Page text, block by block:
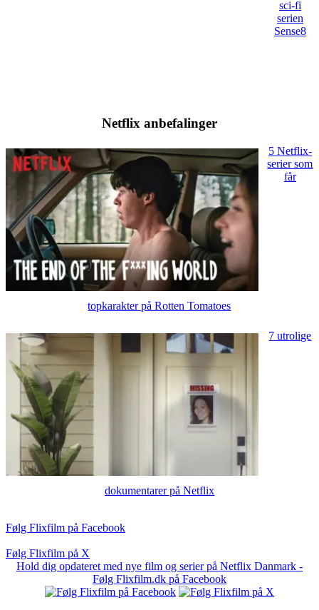
sci-fi
serien
Sense8
Netflix anbefalinger
5 Netflix-
serier som
får
topkarakter på Rotten Tomatoes
7 utrolige
dokumentarer på Netflix
Følg Flixfilm på Facebook
Følg Flixfilm på X
Hold dig opdateret med nye film og serier på Netflix Danmark -
Følg Flixfilm.dk på Facebook